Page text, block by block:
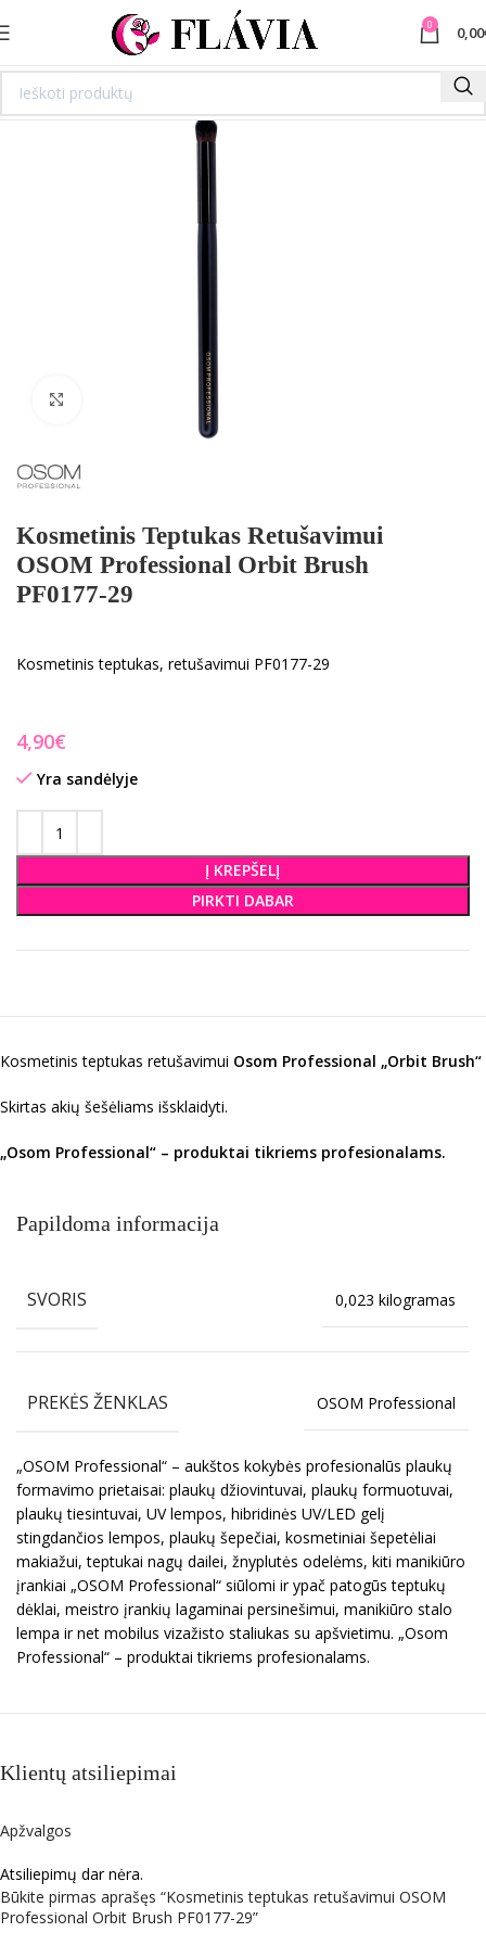
0 0,00
Spustelėkite norėdami padidinti
Kosmetinis Teptukas Retušavimui
OSOM Professional Orbit Brush
PF0177-29
Kosmetinis teptukas, retušavimui PF0177-29
€
Yra sandėlyje
Į KREPŠELĮ
PIRKTI DABAR
Kosmetinis teptukas retušavimui Osom Professional „Orbit Brush“
Skirtas akių šešėliams išsklaidyti.
„Osom Professional“ – produktai tikriems profesionalams.
Papildoma informacija
SVORIS 0,023 kilogramas
PREKĖS ŽENKLAS OSOM Professional
„OSOM Professional“ – aukštos kokybės profesionalūs plaukų
formavimo prietaisai: plaukų džiovintuvai, plaukų formuotuvai,
plaukų tiesintuvai, UV lempos, hibridinės UV/LED gelį
stingdančios lempos, plaukų šepečiai, kosmetiniai šepetėliai
makiažui, teptukai nagų dailei, žnyplutės odelėms, kiti manikiūro
įrankiai „OSOM Professional“ siūlomi ir ypač patogūs teptukų
dėklai, meistro įrankių lagaminai persinešimui, manikiūro stalo
lempa ir net mobilus vizažisto staliukas su apšvietimu. „Osom
Professional“ – produktai tikriems profesionalams.
Klientų atsiliepimai
Apžvalgos
Atsiliepimų dar nėra.
Būkite pirmas aprašęs “Kosmetinis teptukas retušavimui OSOM
Professional Orbit Brush PF0177-29”